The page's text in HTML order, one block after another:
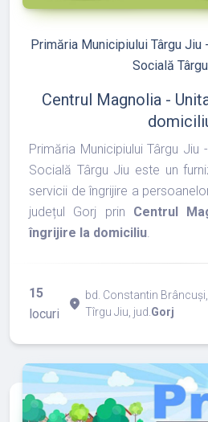
Primăria Municipiului Târgu
Socială
Centrul Magnolia -
Primăria Municipiului Târgu
Socială Târgu Jiu este un
servicii de îngrijire a
județul Gorj prin Centrul
îngrijire la domiciliu.
15
locuri
place
bd. Constantin
Tîrgu Jiu, jud. Gorj